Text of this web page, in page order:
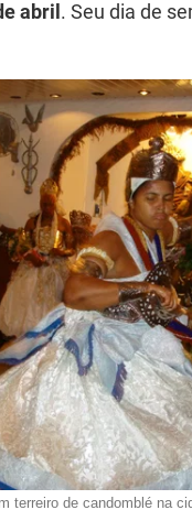
abril . Seu dia de
terreiro de candomblé na